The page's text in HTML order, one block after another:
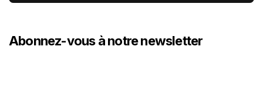
Abonnez-vous à notre newsletter